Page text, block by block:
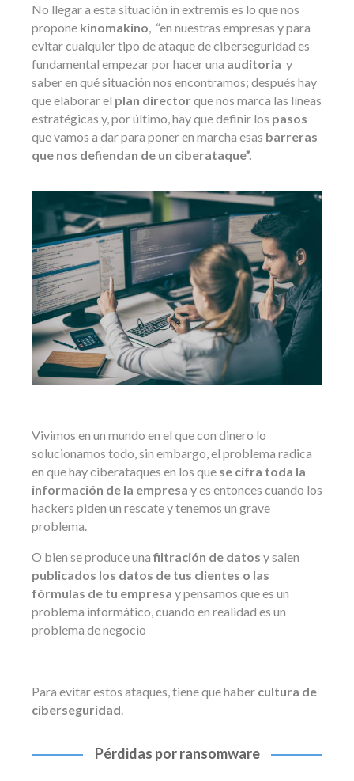
No llegar a esta situación in extremis es lo que nos
propone kinomakino, “en nuestras empresas y para
evitar cualquier tipo de ataque de ciberseguridad es
fundamental empezar por hacer una auditoria y
saber en qué situación nos encontramos; después hay
que elaborar el plan director que nos marca las líneas
estratégicas y, por último, hay que definir los pasos
que vamos a dar para poner en marcha esas barreras
que nos defiendan de un ciberataque”.
Vivimos en un mundo en el que con dinero lo
solucionamos todo, sin embargo, el problema radica
en que hay ciberataques en los que se cifra toda la
información de la empresa y es entonces cuando los
hackers piden un rescate y tenemos un grave
problema.
O bien se produce unafiltración de datos y salen
publicados los datos de tus clientes o las
fórmulas de tu empresa y pensamos que es un
problema informático, cuando en realidad es un
problema de negocio
Para evitar estos ataques, tiene que haber cultura de
ciberseguridad.
Pérdidas por ransomware